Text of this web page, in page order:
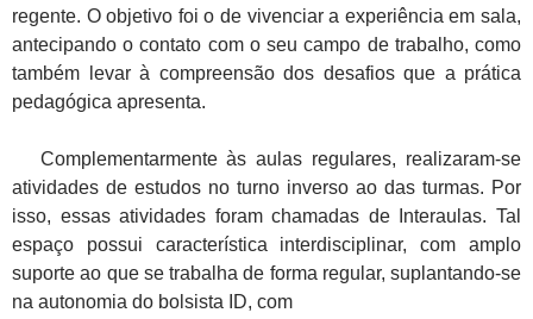
regente. O objetivo foi o de vivenciar a experiência em sala,
antecipando o contato com o seu campo de trabalho, como
também levar à compreensão dos desafios que a prática
pedagógica apresenta.
Complementarmente às aulas regulares, realizaram-se
atividades de estudos no turno inverso ao das turmas. Por
isso, essas atividades foram chamadas de Interaulas. Tal
espaço possui característica interdisciplinar, com amplo
suporte ao que se trabalha de forma regular, suplantando-se
na autonomia do bolsista ID, com